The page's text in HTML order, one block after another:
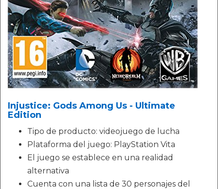
Injustice: Gods Among Us - Ultimate
Edition
Tipo de producto: videojuego de lucha
Plataforma del juego: PlayStation Vita
El juego se establece en una realidad
alternativa
Cuenta con una lista de 30 personajes del